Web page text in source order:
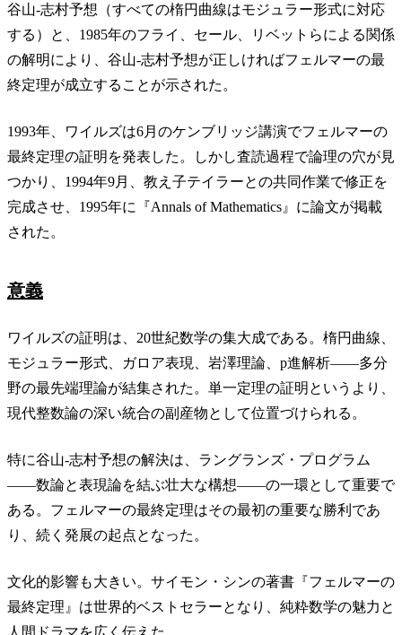
谷山-志村予想（すべての楕円曲線はモジュラー形式に対応
する）と、1985年のフライ、セール、リベットらによる関係
の解明により、谷山-志村予想が正しければフェルマーの最
終定理が成立することが示された。
1993年、ワイルズは6月のケンブリッジ講演でフェルマーの
最終定理の証明を発表した。しかし査読過程で論理の穴が見
つかり、1994年9月、教え子テイラーとの共同作業で修正を
完成させ、1995年に『Annals of Mathematics』に論文が掲載
された。
意義
ワイルズの証明は、20世紀数学の集大成である。楕円曲線、
モジュラー形式、ガロア表現、岩澤理論、p進解析——多分
野の最先端理論が結集された。単一定理の証明というより、
現代整数論の深い統合の副産物として位置づけられる。
特に谷山-志村予想の解決は、ラングランズ・プログラム
——数論と表現論を結ぶ壮大な構想——の一環として重要で
ある。フェルマーの最終定理はその最初の重要な勝利であ
り、続く発展の起点となった。
文化的影響も大きい。サイモン・シンの著書『フェルマーの
最終定理』は世界的ベストセラーとなり、純粋数学の魅力と
人間ドラマを広く伝えた。